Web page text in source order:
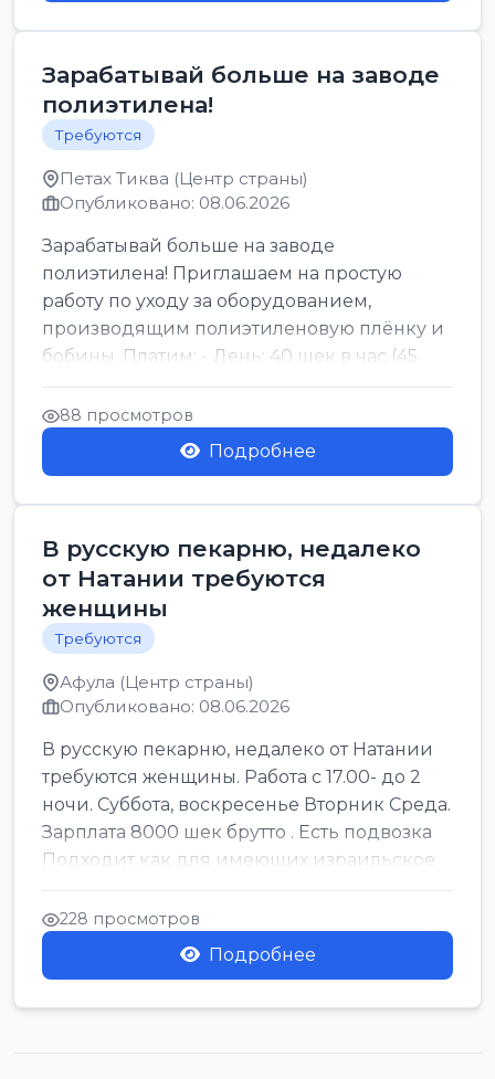
Зарабатывай больше на заводе
полиэтилена!
Требуются
Петах Тиква (Центр страны)
Опубликовано: 08.06.2026
Зарабатывай больше на заводе
полиэтилена! Приглашаем на простую
работу по уходу за оборудованием,
производящим полиэтиленовую плёнку и
бобины. Платим: - День: 40 шек в час (45
для синих бумаг и виз) -...
88 просмотров
Подробнее
В русскую пекарню, недалеко
от Натании требуются
женщины
Требуются
Афула (Центр страны)
Опубликовано: 08.06.2026
В русскую пекарню, недалеко от Натании
требуются женщины. Работа с 17.00- до 2
ночи. Суббота, воскресенье Вторник Среда.
Зарплата 8000 шек брутто . Есть подвозка
Подходит как для имеющих израильское
г...
228 просмотров
Подробнее